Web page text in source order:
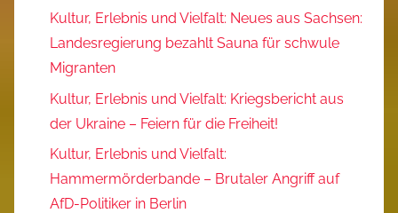
Kultur, Erlebnis und Vielfalt: Neues aus Sachsen:
Landesregierung bezahlt Sauna für schwule
Migranten
Kultur, Erlebnis und Vielfalt: Kriegsbericht aus
der Ukraine – Feiern für die Freiheit!
Kultur, Erlebnis und Vielfalt:
Hammermörderbande – Brutaler Angriff auf
AfD-Politiker in Berlin